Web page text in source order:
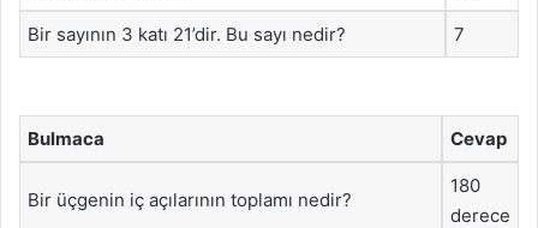
Bir sayının 3 katı 21’dir. Bu sayı nedir? 7
Bulmaca Cevap
Bir üçgenin iç açılarının toplamı nedir?
180
derece